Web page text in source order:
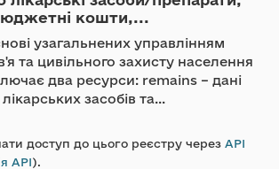
кошти,...
узагальнених управлінням
та цивільного захисту населення
два ресурси: remains – дані
засобів та...
доступ до цього реєстру через API
API).